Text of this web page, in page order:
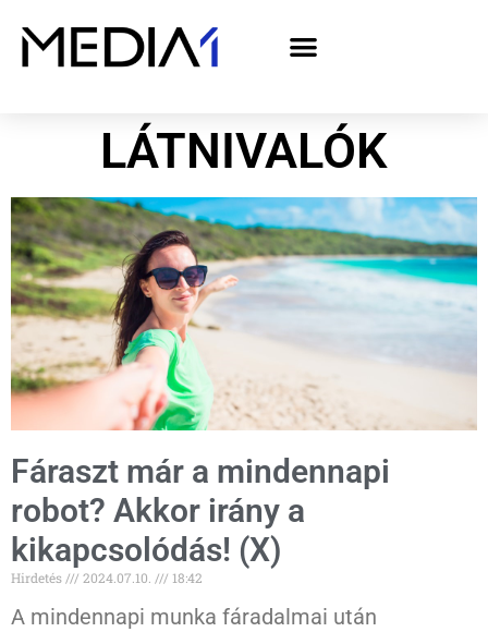
LÁTNIVALÓK
Fáraszt már a mindennapi
robot? Akkor irány a
kikapcsolódás! (X)
Hirdetés 2024.07.10. 18:42
A mindennapi munka fáradalmai után